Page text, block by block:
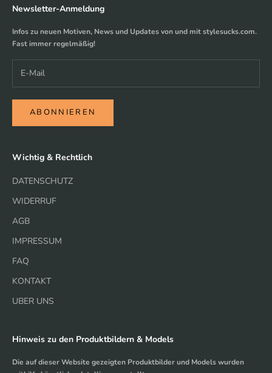
Newsletter-Anmeldung
Infos zu neuen Motiven, News und Updates von und mit stylesucks.com.
Fast immer regelmäßig!
ABONNIEREN
Wichtig & Rechtlich
DATENSCHUTZ
WIDERRUF
AGB
IMPRESSUM
FAQ
KONTAKT
UBER UNS
Hinweis zu den Produktbildern & Models
Die auf dieser Website gezeigten Produktbilder und Models wurden